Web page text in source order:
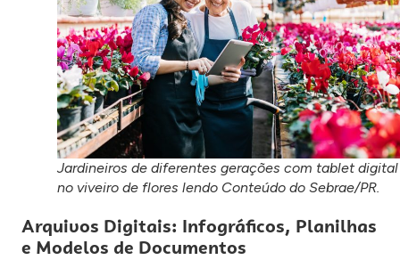
Jardineiros de diferentes gerações com tablet digital
no viveiro de flores lendo Conteúdo do Sebrae/PR.
Arquivos Digitais: Infográficos, Planilhas
e Modelos de Documentos